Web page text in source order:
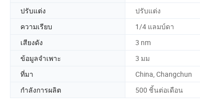
ปรับแต่ง
ปรับแต่ง
ความเรียบ
1/4 แลมบ์ดา
เสียงดัง
3 nm
ข้อมูลจำเพาะ
3 มม
ที่มา
China, Changchun
กำลังการผลิต
500 ชิ้นต่อเดือน